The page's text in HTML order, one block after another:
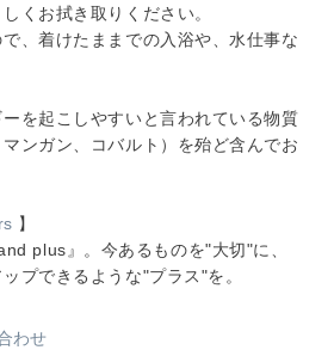
くお拭き取りください。
、着けたままでの入浴や、水仕事な
を起こしやすいと言われている物質
マンガン、コバルト）を殆ど含んでお
】
plus』。今あるものを"大切"に、
プできるような"プラス"を。
わせ